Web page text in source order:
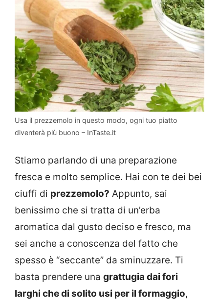
Usa il prezzemolo in questo modo, ogni tuo piatto
diventerà più buono – InTaste.it
Stiamo parlando di una preparazione
fresca e molto semplice. Hai con te dei bei
ciuffi di prezzemolo? Appunto, sai
benissimo che si tratta di un’erba
aromatica dal gusto deciso e fresco, ma
sei anche a conoscenza del fatto che
spesso è “seccante” da sminuzzare. Ti
basta prendere una grattugia dai fori
larghi che di solito usi per il formaggio,